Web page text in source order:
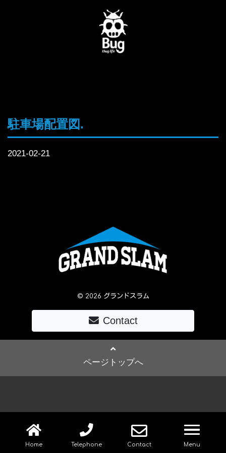
Home Telephone Contact Menu
駐車場配置図.
2021-02-21
© 2026 グランドスラム
Contact
ページトップへ